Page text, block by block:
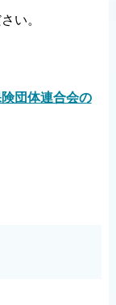
い。
団体連合会の